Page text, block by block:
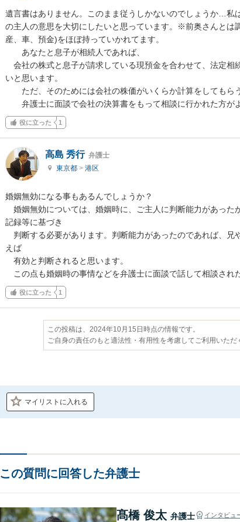
遺言書はありません。このまま従うしかないのでしょうか…私
の主人の意思を大切にしたいと思っています。※前奥さんとは
産、車、預金)をほぼ持っていかれてます。
あなたと息子が相続人であれば、
会社の株式と息子が請求している現預金を合わせて、法定相
いと思います。
ただ、そのためには会社の株価がいくらか計算をしてもらう
弁護士に面談で会社の決算書をもって相談に行かれた方がよ
役に立った 1
高島 秀行 弁護士
東京都 > 港区
婚姻無効になる事もあるんでしょうか？
婚姻無効については、婚姻時に、ご主人に判断能力があった
記録等に基づき
判断する必要があります。判断能力があったのであれば、兄
えば
有効と判断されると思います。
この点も婚姻時の事情などを弁護士に面談で話して相談され
役に立った 1
この投稿は、2024年10月15日時点の情報です。
ご自身の責任のもと適法性・有用性を考慮してご利用いただ
マイリストに入れる
この質問に回答した弁護士
髙橋 俊太 弁護士 インタビュ